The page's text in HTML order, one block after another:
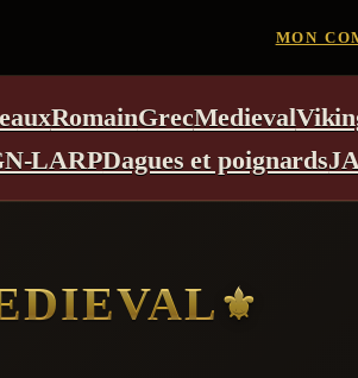
MON
RomainGrecMedieval
LARPDagues et poignards